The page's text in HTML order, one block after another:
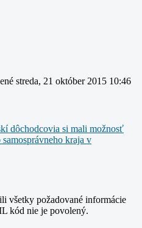
streda, 21 október 2015 10:46
dôchodcovia si mali možnosť
kraja v
všetky požadované informácie
kód nie je povolený.